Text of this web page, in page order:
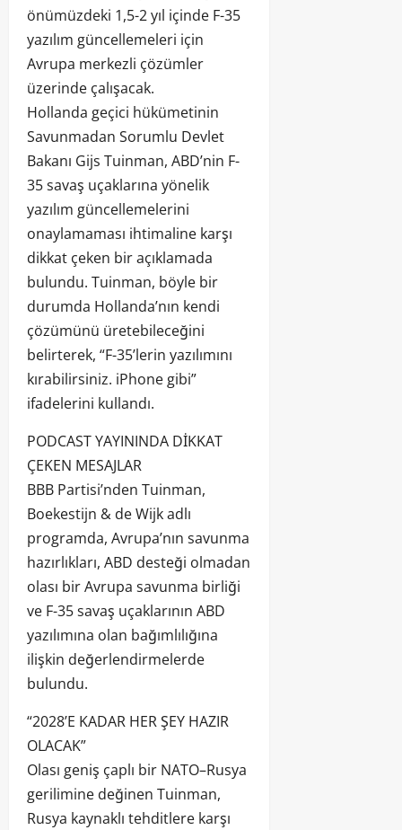
önümüzdeki 1,5-2 yıl içinde F-35
yazılım güncellemeleri için
Avrupa merkezli çözümler
üzerinde çalışacak.
Hollanda geçici hükümetinin
Savunmadan Sorumlu Devlet
Bakanı Gijs Tuinman, ABD’nin F-
35 savaş uçaklarına yönelik
yazılım güncellemelerini
onaylamaması ihtimaline karşı
dikkat çeken bir açıklamada
bulundu. Tuinman, böyle bir
durumda Hollanda’nın kendi
çözümünü üretebileceğini
belirterek, “F-35’lerin yazılımını
kırabilirsiniz. iPhone gibi”
ifadelerini kullandı.
PODCAST YAYININDA DİKKAT
ÇEKEN MESAJLAR
BBB Partisi’nden Tuinman,
Boekestijn & de Wijk adlı
programda, Avrupa’nın savunma
hazırlıkları, ABD desteği olmadan
olası bir Avrupa savunma birliği
ve F-35 savaş uçaklarının ABD
yazılımına olan bağımlılığına
ilişkin değerlendirmelerde
bulundu.
“2028’E KADAR HER ŞEY HAZIR
OLACAK”
Olası geniş çaplı bir NATO–Rusya
gerilimine değinen Tuinman,
Rusya kaynaklı tehditlere karşı